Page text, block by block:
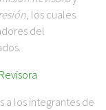
, los cuales
del
a los integrantes de